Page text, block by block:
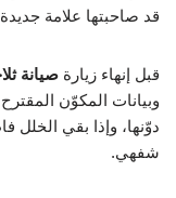
قد صاحبتها علامة
قبل إنهاء زيارة صيانة
وبيانات المكوّن
دوّنها، وإذا بقي الخلل
شفهي.